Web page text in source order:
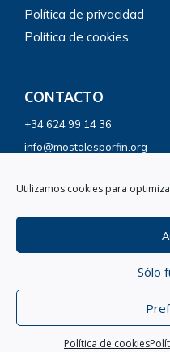
Utilizamos cookies para
Sólo
Política de cookies
Política de privacidad
Política de cookies
CONTACTO
+34 624 99 14 36
info@mostolesporfin.org
© Todos los derechos